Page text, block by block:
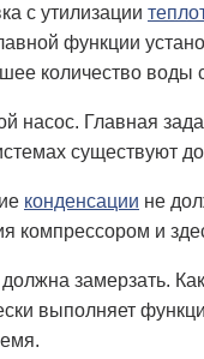
с утилизации
функции
количество воды
насос. Главная
существуют
конденсации не
компрессором и
замерзать.
выполняет